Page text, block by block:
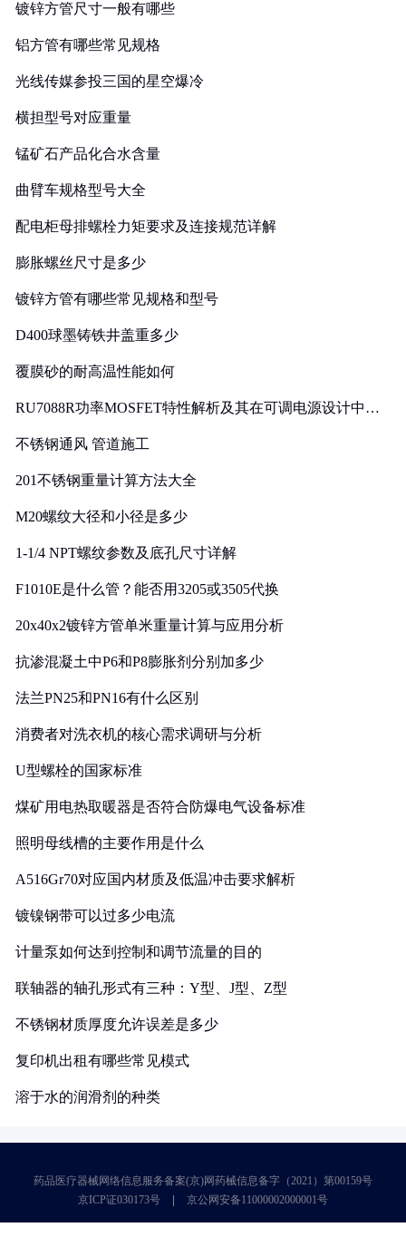
镀锌方管尺寸一般有哪些
铝方管有哪些常见规格
光线传媒参投三国的星空爆冷
横担型号对应重量
锰矿石产品化合水含量
曲臂车规格型号大全
配电柜母排螺栓力矩要求及连接规范详解
膨胀螺丝尺寸是多少
镀锌方管有哪些常见规格和型号
D400球墨铸铁井盖重多少
覆膜砂的耐高温性能如何
RU7088R功率MOSFET特性解析及其在可调电源设计中的
不锈钢通风 管道施工
201不锈钢重量计算方法大全
M20螺纹大径和小径是多少
1-1/4 NPT螺纹参数及底孔尺寸详解
F1010E是什么管？能否用3205或3505代换
20x40x2镀锌方管单米重量计算与应用分析
抗渗混凝土中P6和P8膨胀剂分别加多少
法兰PN25和PN16有什么区别
消费者对洗衣机的核心需求调研与分析
U型螺栓的国家标准
煤矿用电热取暖器是否符合防爆电气设备标准
照明母线槽的主要作用是什么
A516Gr70对应国内材质及低温冲击要求解析
镀镍钢带可以过多少电流
计量泵如何达到控制和调节流量的目的
联轴器的轴孔形式有三种：Y型、J型、Z型
不锈钢材质厚度允许误差是多少
复印机出租有哪些常见模式
溶于水的润滑剂的种类
药品医疗器械网络信息服务备案(京)网药械信息备字（2021）第00159号
京ICP证030173号
京公网安备11000002000001号